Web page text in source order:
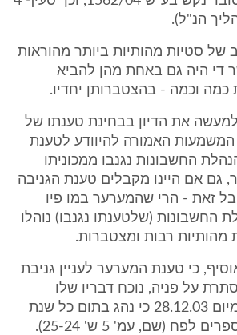
הנ"ל).
סטיות מהותיות ביותר מהוראות
די היה גם באחת מהן להביא
וכמה - בהצטברותן יחדיו.
את הדיון בבחינת טענתו של
האמורה להיוודע לטענת
החשבונות נגנבו ממכוניתו
לאמור, גם אם היינו מקבלים טענת הגניבה
זאת - הרי שהמערער במו פיו
החשבונות (שלטענתו נגנבו) נוהלו
מהותיות רבות ומצטברות.
כי טענת המערער לעניין גניבת
על פניה, נוכח דבריו שלו
בהודעתו האמורה מיום 28.12.03 כי נהג בתום כל שנת
מס להשליך את הספרים לפח (שם, עמ' 5 ש' 25-24).